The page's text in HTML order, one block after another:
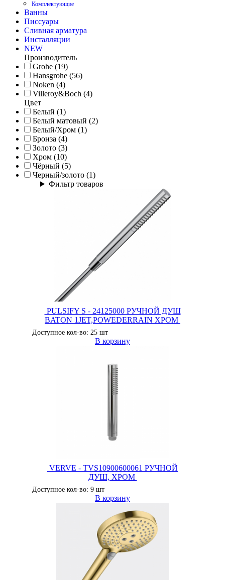
Комплектующие
Ванны
Писсуары
Сливная арматура
Инсталляции
NEW
Производитель
Grohe (19)
Hansgrohe (56)
Noken (4)
Villeroy&Boch (4)
Цвет
Белый (1)
Белый матовый (2)
Белый/Хром (1)
Бронза (4)
Золото (3)
Хром (10)
Чёрный (5)
Черный/золото (1)
Фильтр товаров
PULSIFY S - 24125000 РУЧНОЙ ДУШ
BATON 1JET,POWEDERRAIN ХРОМ
Доступное кол-во: 25 шт
В корзину
VERVE - TVS10900600061 РУЧНОЙ
ДУШ, ХРОМ
Доступное кол-во: 9 шт
В корзину